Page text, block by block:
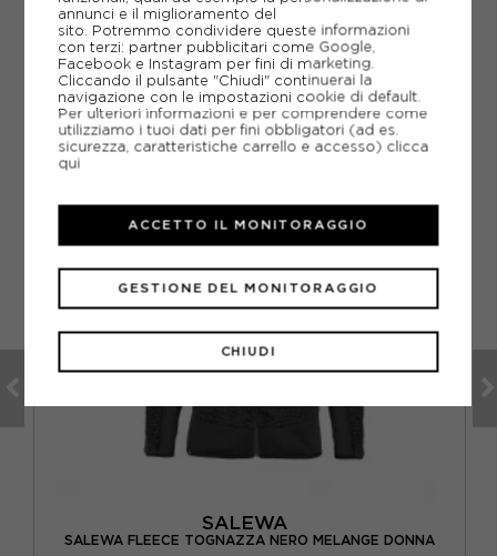
GUIDA ALLE TAGLIE
CONSIGLIATI DA NOI
SALEWA
SALEWA FLEECE TOGNAZZA NERO MELANGE DONNA
annunci e il miglioramento del
sito. Potremmo condividere queste informazioni
con terzi: partner pubblicitari come Google,
Facebook e Instagram per fini di marketing.
Cliccando il pulsante "Chiudi" continuerai la
navigazione con le impostazioni cookie di default.
Per ulteriori informazioni e per comprendere come
utilizziamo i tuoi dati per fini obbligatori (ad es.
sicurezza, caratteristiche carrello e accesso) clicca
qui
CHIUDI
GESTIONE DEL MONITORAGGIO
ACCETTO IL MONITORAGGIO